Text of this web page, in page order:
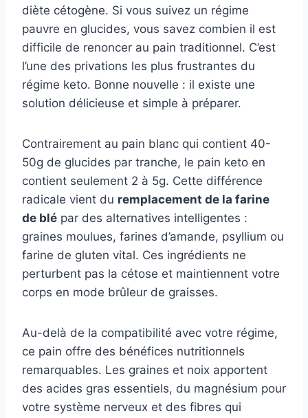
diète cétogène. Si vous suivez un régime
pauvre en glucides, vous savez combien il est
difficile de renoncer au pain traditionnel. C’est
l’une des privations les plus frustrantes du
régime keto. Bonne nouvelle : il existe une
solution délicieuse et simple à préparer.
Contrairement au pain blanc qui contient 40-
50g de glucides par tranche, le pain keto en
contient seulement 2 à 5g. Cette différence
radicale vient du remplacement de la farine
de blé par des alternatives intelligentes :
graines moulues, farines d’amande, psyllium ou
farine de gluten vital. Ces ingrédients ne
perturbent pas la cétose et maintiennent votre
corps en mode brûleur de graisses.
Au-delà de la compatibilité avec votre régime,
ce pain offre des bénéfices nutritionnels
remarquables. Les graines et noix apportent
des acides gras essentiels, du magnésium pour
votre système nerveux et des fibres qui